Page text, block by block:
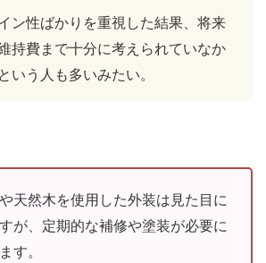
ン性ばかりを重視した結果、将来
持費まで十分に考えられていなか
いう人も多いみたい。
天然木を使用した外装は見た目に
が、定期的な補修や塗装が必要に
す。